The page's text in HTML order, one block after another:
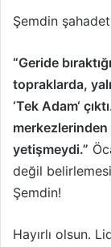
Şemdin
“Geride
topraklarda,
‘Tek Adam‘
yetişmeydi.”
değil
Şemdin!
Hayırlı olsun.